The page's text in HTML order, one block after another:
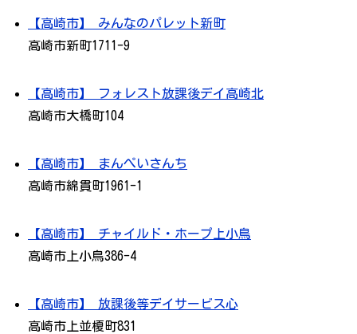
【高崎市】 みんなのパレット新町
高崎市新町1711-9
【高崎市】 フォレスト放課後デイ高崎北
高崎市大橋町104
【高崎市】 まんぺいさんち
高崎市綿貫町1961-1
【高崎市】 チャイルド・ホープ上小鳥
高崎市上小鳥386-4
【高崎市】 放課後等デイサービス心
高崎市上並榎町831